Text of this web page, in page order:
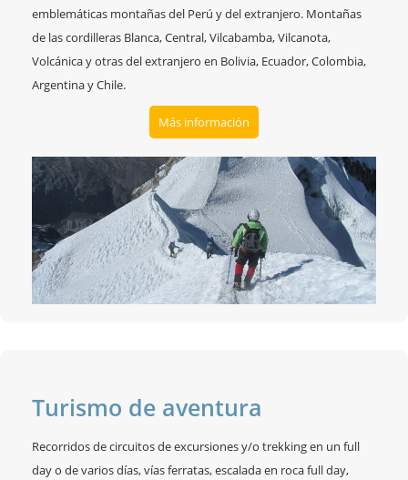
emblemáticas montañas del Perú y del extranjero. Montañas
de las cordilleras Blanca, Central, Vilcabamba, Vilcanota,
Volcánica y otras del extranjero en Bolivia, Ecuador, Colombia,
Argentina y Chile.
Más información
Turismo de aventura
Recorridos de circuitos de excursiones y/o trekking en un full
day o de varios días, vías ferratas, escalada en roca full day,